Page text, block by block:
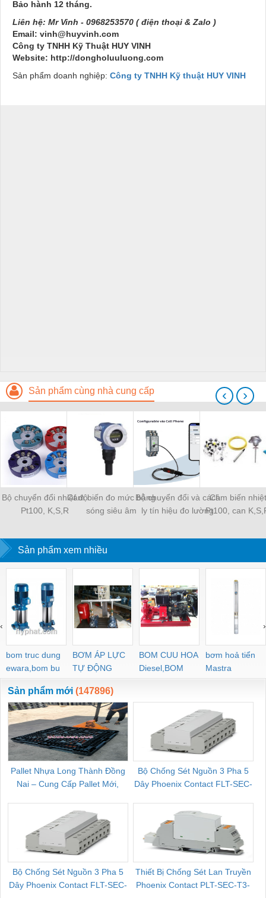
Bảo hành 12 tháng.
Liên hệ: Mr Vinh - 0968253570 ( điện thoại & Zalo )
Email: vinh@huyvinh.com
Công ty TNHH Kỹ Thuật HUY VINH
Website: http://dongholuuluong.com
Sản phẩm doanh nghiệp: Công ty TNHH Kỹ thuật HUY VINH
Sản phẩm cùng nhà cung cấp
Bộ chuyển đổi nhiệt độ
Pt100, K,S,R
Cảm biến đo mức bằng
sóng siêu âm
Bộ chuyển đổi và cách
ly tín hiệu đo lường
Cảm biến
Pt100, can
‹ ›
Sản phẩm xem nhiều
bom truc dung
ewara,bom bu
ewara
BƠM ÁP LỰC
TỰ ĐỘNG
BOM CUU HOA
Diesel,BOM
CHUA CHAY
bơm hoả tiển
Mastra
‹ ›
Sản phẩm mới (147896)
Pallet Nhựa Long Thành Đồng
Nai – Cung Cấp Pallet Mới,
Bộ Chống Sét Nguồn 3 Pha 5
Dây Phoenix Contact FLT-SEC-
Bộ Chống Sét Nguồn 3 Pha 5
Dây Phoenix Contact FLT-SEC-
Thiết Bị Chống Sét Lan Truyền
Phoenix Contact PLT-SEC-T3-